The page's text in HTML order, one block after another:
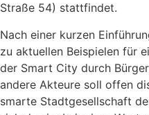
Straße 54) stattfindet.
Nach einer kurzen
zu aktuellen Beispielen für
der Smart City durch
andere Akteure soll offen
smarte Stadtgesellschaft